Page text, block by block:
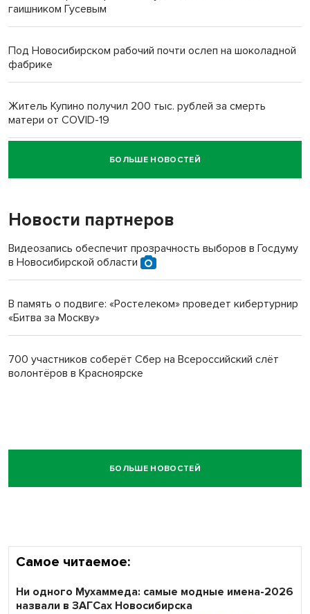
гаишником Гусевым
Под Новосибирском рабочий почти ослеп на шоколадной
фабрике
Житель Купино получил 200 тыс. рублей за смерть
матери от COVID-19
Новосибирский суд наказал водителя за смерть
пенсионерки на вокзале
БОЛЬШЕ НОВОСТЕЙ
Новости партнеров
Видеозапись обеспечит прозрачность выборов в Госдуму
в Новосибирской области
В память о подвиге: «Ростелеком» проведет кибертурнир
«Битва за Москву»
700 участников соберёт Сбер на Всероссийский слёт
волонтёров в Красноярске
БОЛЬШЕ НОВОСТЕЙ
Самое читаемое:
Ни одного Мухаммеда: самые модные имена-2026
назвали в ЗАГСах Новосибирска